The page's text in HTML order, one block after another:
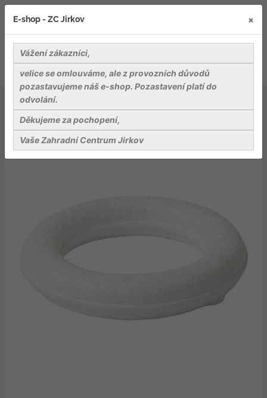
Dekorace a dekorační materiály
Kroužek polystyren - 24 cm
E-shop - ZC Jirkov ×
Vážení zákazníci,
velice se omlouváme, ale z provozních důvodů
pozastavujeme náš e-shop. Pozastavení platí do
odvolání.
Děkujeme za pochopení,
Vaše Zahradní Centrum Jirkov